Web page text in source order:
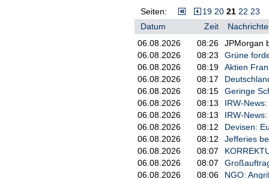
Seiten: 19 20 21 22 23
Datum
Zeit
06.08.2026
08:26
JPMorgan
06.08.2026
08:23
Grüne
06.08.2026
08:19
Aktien
06.08.2026
08:17
06.08.2026
08:15
Geringe
06.08.2026
08:13
IRW-
06.08.2026
08:13
IRW-
06.08.2026
08:12
Devisen:
06.08.2026
08:12
Jefferies
06.08.2026
08:07
06.08.2026
08:07
06.08.2026
08:06
NGO: